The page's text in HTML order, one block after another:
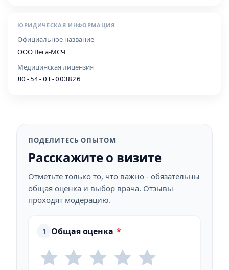
ЮРИДИЧЕСКАЯ ИНФОРМАЦИЯ
Официальное название
ООО Вега-МСЧ
Медицинская лицензия
ЛО-54-01-003826
ПОДЕЛИТЕСЬ ОПЫТОМ
Расскажите о визите
Отметьте только то, что важно - обязательны
общая оценка и выбор врача. Отзывы
проходят модерацию.
1 Общая оценка *